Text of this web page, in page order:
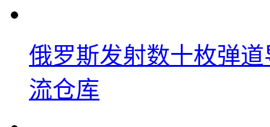
俄罗斯发射数十枚弹
流仓库